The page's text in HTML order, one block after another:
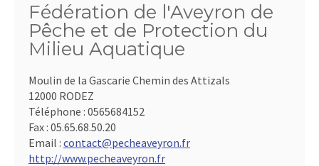
Fédération de l'Aveyron de
Pêche et de Protection du
Milieu Aquatique
Moulin de la Gascarie Chemin des Attizals
12000 RODEZ
Téléphone : 0565684152
Fax : 05.65.68.50.20
Email : contact@pecheaveyron.fr
http://www.pecheaveyron.fr